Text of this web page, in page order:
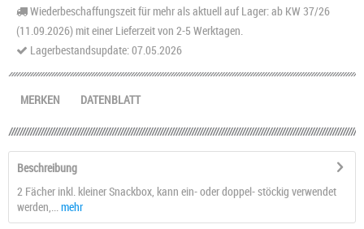
Wiederbeschaffungszeit für mehr als aktuell auf Lager: ab KW 37/26
(11.09.2026) mit einer Lieferzeit von 2-5 Werktagen.
Lagerbestandsupdate: 07.05.2026
DATENBLATT
MERKEN
Beschreibung
2 Fächer inkl. kleiner Snackbox, kann ein- oder doppel- stöckig verwendet
werden,...
mehr